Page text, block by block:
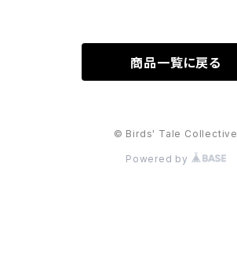
EITKOPF&HÄRTEL 1987年
商品一覧に戻る
© Birds' Tale Collective
Powered by